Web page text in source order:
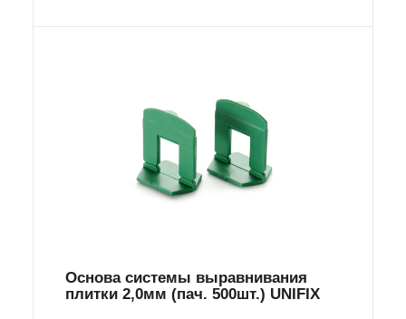
Основа системы выравнивания
плитки 2,0мм (пач. 500шт.) UNIFIX